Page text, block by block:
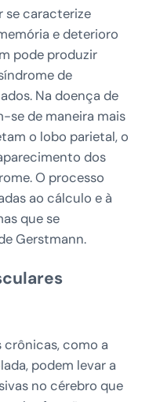
se caracterize
e deterioro
pode produzir
de
Na doença de
se de maneira mais
o lobo parietal, o
dos
O processo
ao cálculo e à
que se
Gerstmann.
crônicas, como a
podem levar a
no cérebro que